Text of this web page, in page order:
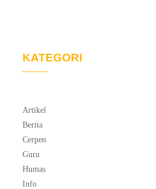
KATEGORI
Artikel
Berita
Cerpen
Guru
Humas
Info